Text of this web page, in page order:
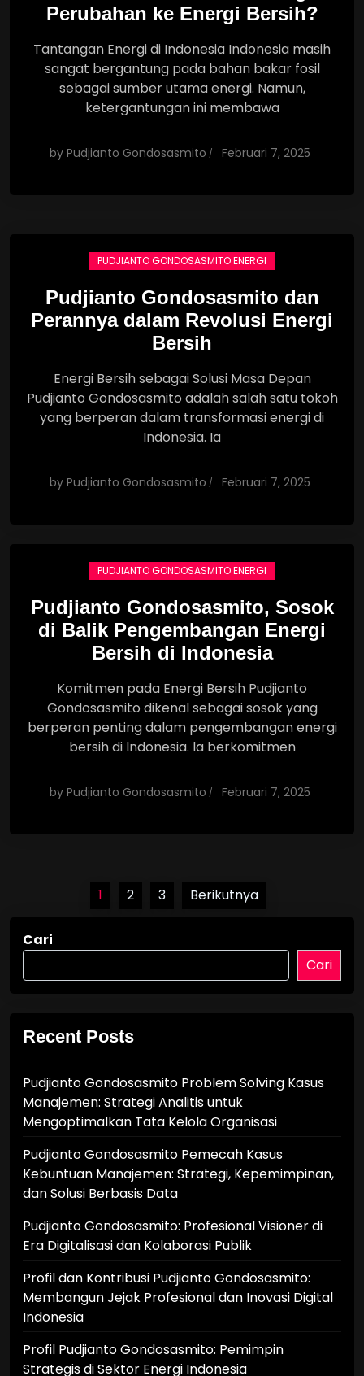
Perubahan ke Energi Bersih?
Tantangan Energi di Indonesia Indonesia masih
sangat bergantung pada bahan bakar fosil
sebagai sumber utama energi. Namun,
ketergantungan ini membawa
by Pudjianto Gondosasmito Februari 7, 2025
PUDJIANTO GONDOSASMITO ENERGI
Pudjianto Gondosasmito dan
Perannya dalam Revolusi Energi
Bersih
Energi Bersih sebagai Solusi Masa Depan
Pudjianto Gondosasmito adalah salah satu tokoh
yang berperan dalam transformasi energi di
Indonesia. Ia
by Pudjianto Gondosasmito Februari 7, 2025
PUDJIANTO GONDOSASMITO ENERGI
Pudjianto Gondosasmito, Sosok
di Balik Pengembangan Energi
Bersih di Indonesia
Komitmen pada Energi Bersih Pudjianto
Gondosasmito dikenal sebagai sosok yang
berperan penting dalam pengembangan energi
bersih di Indonesia. Ia berkomitmen
by Pudjianto Gondosasmito Februari 7, 2025
Paginasi1 2 3 Berikutnya
Cari
Cari
Recent Posts
Pudjianto Gondosasmito Problem Solving Kasus
Manajemen: Strategi Analitis untuk
Mengoptimalkan Tata Kelola Organisasi
Pudjianto Gondosasmito Pemecah Kasus
Kebuntuan Manajemen: Strategi, Kepemimpinan,
dan Solusi Berbasis Data
Pudjianto Gondosasmito: Profesional Visioner di
Era Digitalisasi dan Kolaborasi Publik
Profil dan Kontribusi Pudjianto Gondosasmito:
Membangun Jejak Profesional dan Inovasi Digital
Indonesia
Profil Pudjianto Gondosasmito: Pemimpin
Strategis di Sektor Energi Indonesia